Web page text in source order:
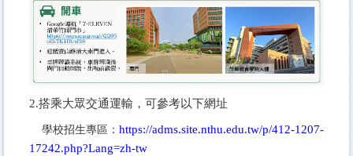
2.搭乘大眾交通運輸，可參考以下網址
學校招生專區： https://adms.site.nthu.edu.tw/p/412-1207-
17242.php?Lang=zh-tw